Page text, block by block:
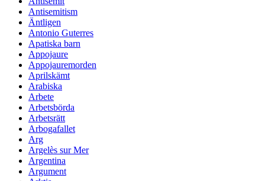
Antisemitism
Äntligen
Antonio Guterres
Apatiska barn
Appojaure
Appojauremorden
Aprilskämt
Arabiska
Arbete
Arbetsbörda
Arbetsrätt
Arbogafallet
Arg
Argelès sur Mer
Argentina
Argument